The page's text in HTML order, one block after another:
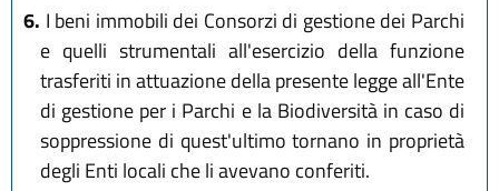
6. I beni immobili dei Consorzi di gestione dei Parchi
e quelli strumentali all'esercizio della funzione
trasferiti in attuazione della presente legge all'Ente
di gestione per i Parchi e la Biodiversità in caso di
soppressione di quest'ultimo tornano in proprietà
degli Enti locali che li avevano conferiti.